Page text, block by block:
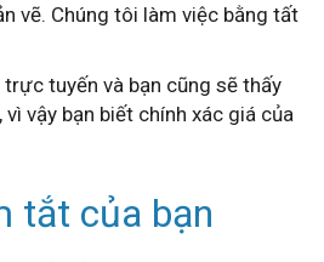
vẽ. Chúng tôi làm việc bằng tất
tuyến và bạn cũng sẽ thấy
vậy bạn biết chính xác giá của
tắt của bạn